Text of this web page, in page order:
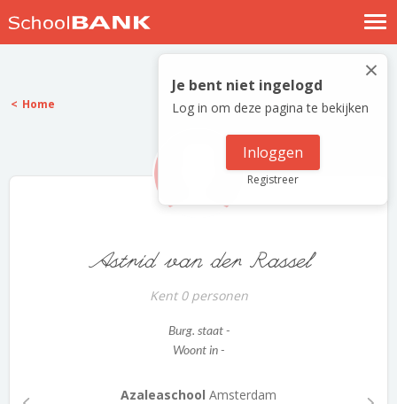
Nostalgische verhalen
Log in
Meld je gratis aan
×
Je bent niet ingelogd
Log in om deze pagina te bekijken
Inloggen
Registreer
Home
Astrid van der Rassel
Kent 0 personen
Burg. staat -
Woont in -
Azaleaschool Amsterdam